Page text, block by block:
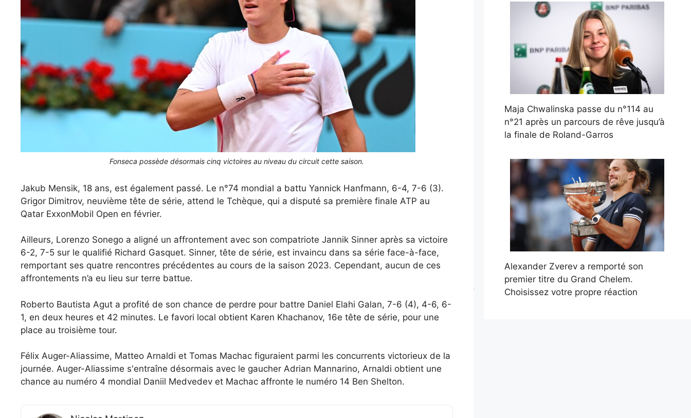
Fonseca possède désormais cinq victoires au niveau du circuit cette saison.
Jakub Mensik, 18 ans, est également passé. Le n°74 mondial a battu Yannick Hanfmann, 6-4, 7-6 (3).
Grigor Dimitrov, neuvième tête de série, attend le Tchèque, qui a disputé sa première finale ATP au
Qatar ExxonMobil Open en février.
Ailleurs, Lorenzo Sonego a aligné un affrontement avec son compatriote Jannik Sinner après sa victoire
6-2, 7-5 sur le qualifié Richard Gasquet. Sinner, tête de série, est invaincu dans sa série face-à-face,
remportant ses quatre rencontres précédentes au cours de la saison 2023. Cependant, aucun de ces
affrontements n’a eu lieu sur terre battue.
Roberto Bautista Agut a profité de son chance de perdre pour battre Daniel Elahi Galan, 7-6 (4), 4-6, 6-
1, en deux heures et 42 minutes. Le favori local obtient Karen Khachanov, 16e tête de série, pour une
place au troisième tour.
Félix Auger-Aliassime, Matteo Arnaldi et Tomas Machac figuraient parmi les concurrents victorieux de la
journée. Auger-Aliassime s'entraîne désormais avec le gaucher Adrian Mannarino, Arnaldi obtient une
chance au numéro 4 mondial Daniil Medvedev et Machac affronte le numéro 14 Ben Shelton.
Maja Chwalinska passe du n°114 au
n°21 après un parcours de rêve jusqu’à
la finale de Roland-Garros
Alexander Zverev a remporté son
premier titre du Grand Chelem.
Choisissez votre propre réaction